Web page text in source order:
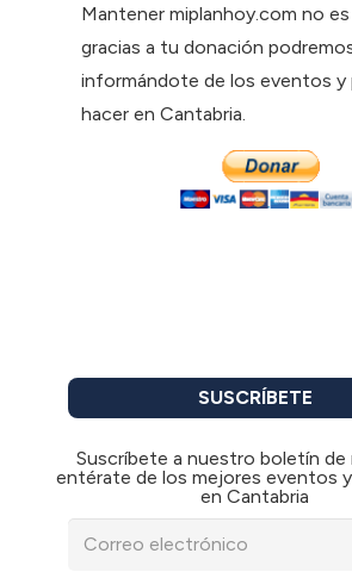
Mantener miplanhoy.com no
gracias a tu donación
informándote de los eventos y
hacer en Cantabria.
SUSCRÍBETE
Suscríbete a nuestro boletín de
entérate de los mejores eventos
en Cantabria